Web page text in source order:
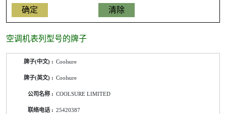
空调机表列型号的牌子
Coolsure
Coolsure
COOLSURE LIMITED
25420387